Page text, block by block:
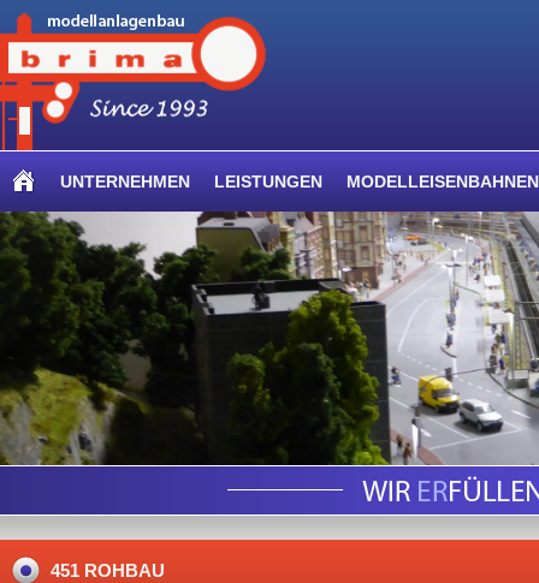
UNTERNEHMEN LEISTUNGEN MODELLEISENBAHNEN
451 ROHBAU